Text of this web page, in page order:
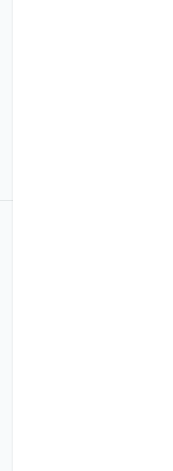
و پیام‌ها
با تکیه بر دانش فنی و
پایدار گام برمی‌دارد. ما
حق اساسی و زیربنای
پیشرفته تصفیه آب